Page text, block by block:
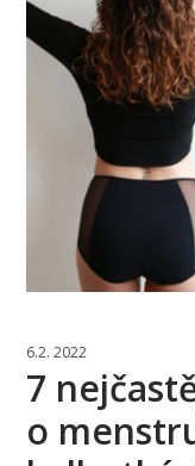
6.2. 2022
7
o